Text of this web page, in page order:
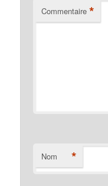
Commentaire *
Nom *